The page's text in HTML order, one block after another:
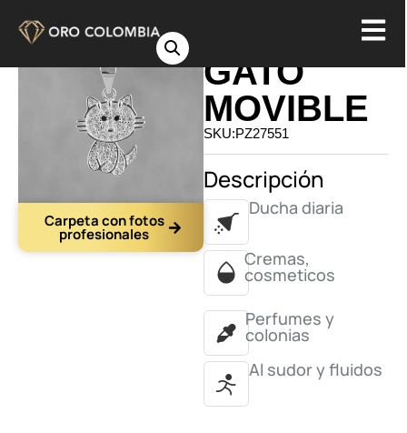
Carpeta con fotos
profesionales
GATO
MOVIBLE
SKU:PZ27551
Descripción
Ducha diaria
Cremas,
cosmeticos
Perfumes y
colonias
Al sudor y fluidos